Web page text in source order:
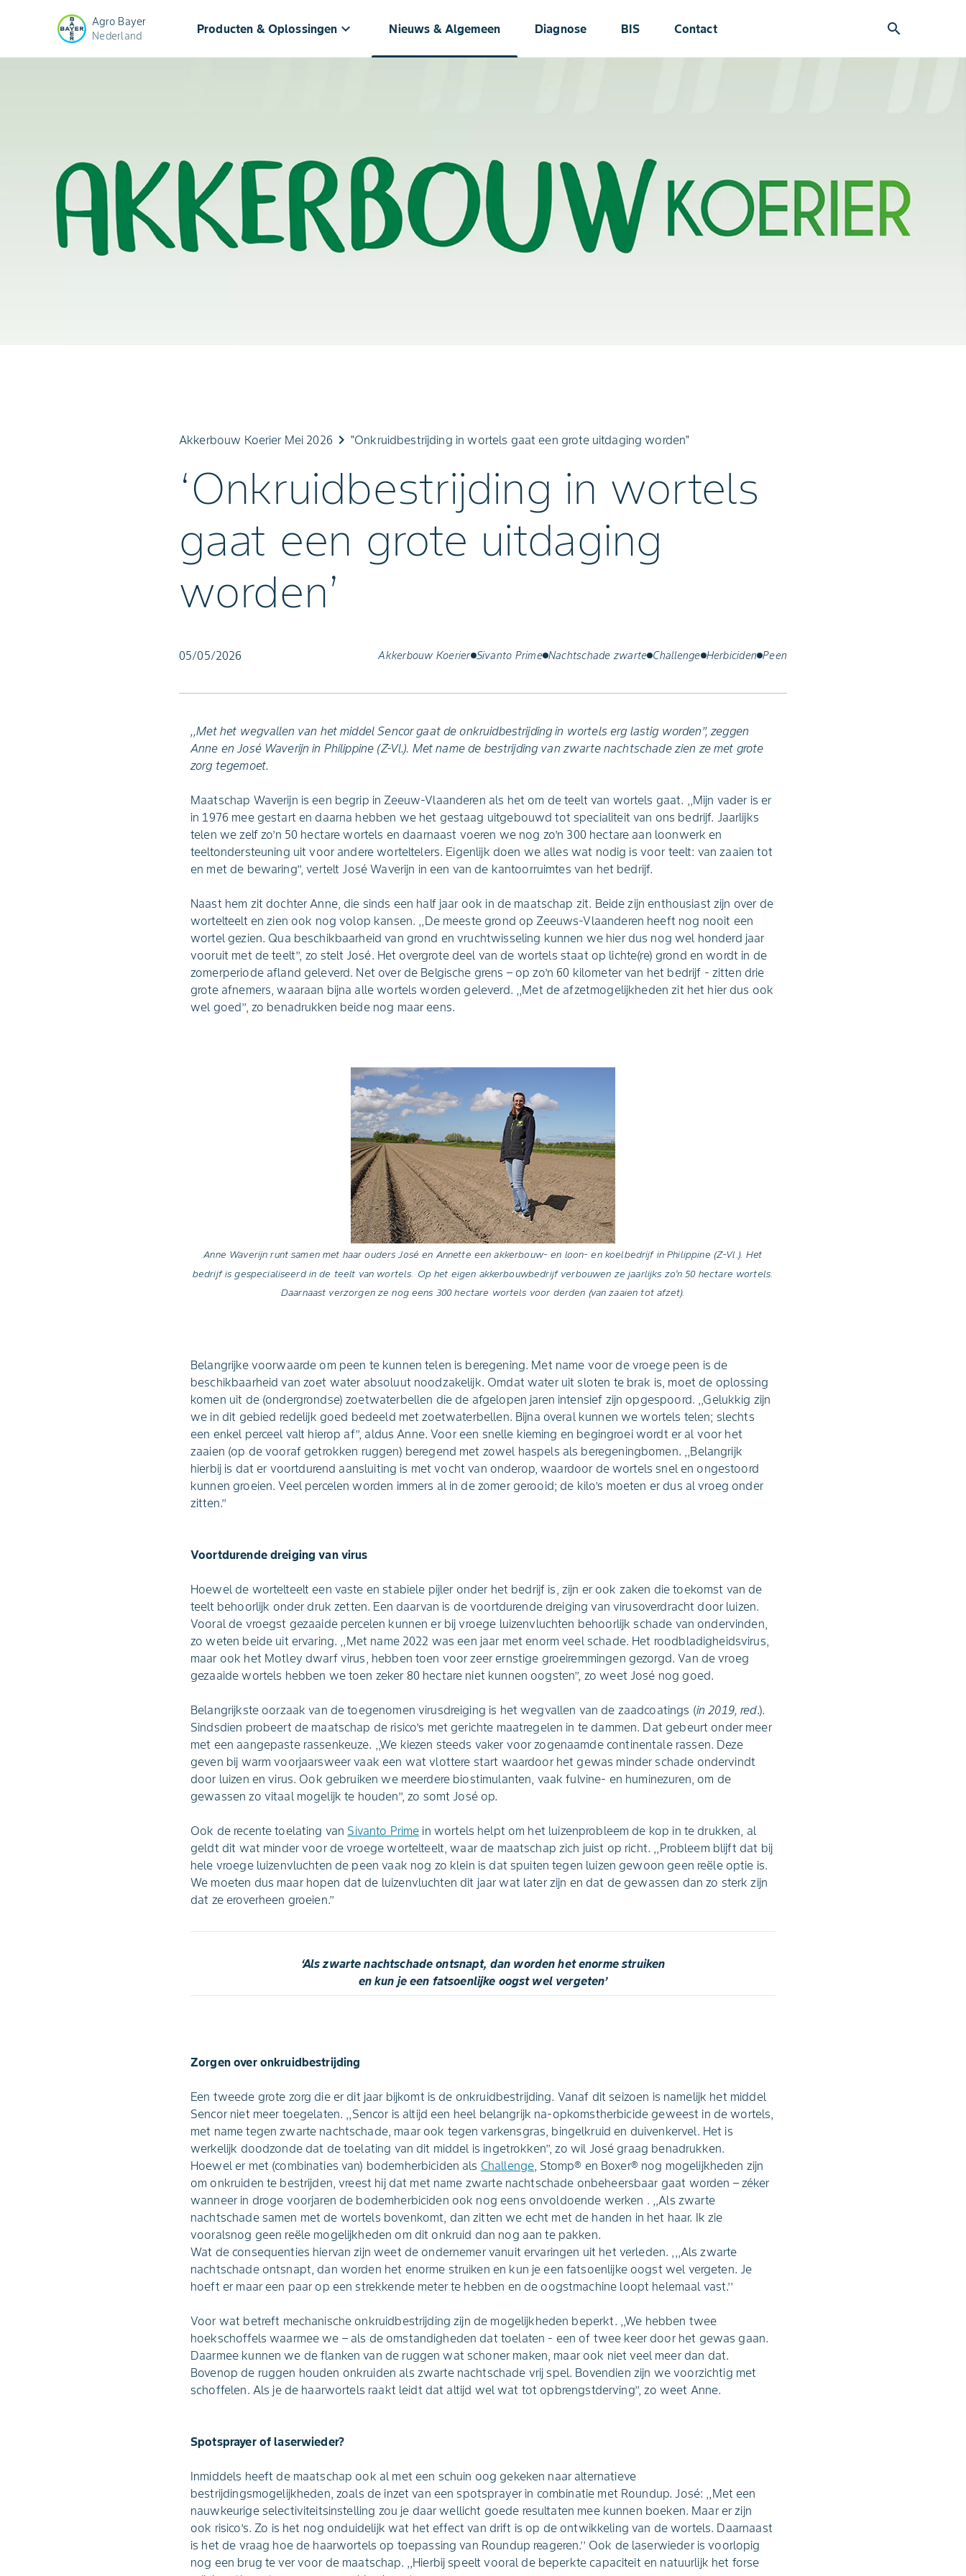
Agro Bayer
Nederland
Producten & Oplossingen keyboard_arrow_down Nieuws & Algemeen Diagnose BIS Contact search
Akkerbouw Koerier Mei 2026 keyboard_arrow_right "Onkruidbestrijding in wortels gaat een grote uitdaging worden"
‘Onkruidbestrijding in wortels
gaat een grote uitdaging
worden’
05/05/2026 Akkerbouw Koerier Sivanto Prime Nachtschade zwarte Challenge Herbiciden Peen
,,Met het wegvallen van het middel Sencor gaat de onkruidbestrijding in wortels erg lastig worden’’, zeggen
Anne en José Waverijn in Philippine (Z-Vl.). Met name de bestrijding van zwarte nachtschade zien ze met grote
zorg tegemoet.
Maatschap Waverijn is een begrip in Zeeuw-Vlaanderen als het om de teelt van wortels gaat. ,,Mijn vader is er
in 1976 mee gestart en daarna hebben we het gestaag uitgebouwd tot specialiteit van ons bedrijf. Jaarlijks
telen we zelf zo’n 50 hectare wortels en daarnaast voeren we nog zo’n 300 hectare aan loonwerk en
teeltondersteuning uit voor andere worteltelers. Eigenlijk doen we alles wat nodig is voor teelt: van zaaien tot
en met de bewaring’’, vertelt José Waverijn in een van de kantoorruimtes van het bedrijf.
Naast hem zit dochter Anne, die sinds een half jaar ook in de maatschap zit. Beide zijn enthousiast zijn over de
wortelteelt en zien ook nog volop kansen. ,,De meeste grond op Zeeuws-Vlaanderen heeft nog nooit een
wortel gezien. Qua beschikbaarheid van grond en vruchtwisseling kunnen we hier dus nog wel honderd jaar
vooruit met de teelt’’, zo stelt José. Het overgrote deel van de wortels staat op lichte(re) grond en wordt in de
zomerperiode afland geleverd. Net over de Belgische grens – op zo’n 60 kilometer van het bedrijf - zitten drie
grote afnemers, waaraan bijna alle wortels worden geleverd. ,,Met de afzetmogelijkheden zit het hier dus ook
wel goed’’, zo benadrukken beide nog maar eens.
Anne Waverijn runt samen met haar ouders José en Annette een akkerbouw- en loon- en koelbedrijf in Philippine (Z-Vl.). Het
bedrijf is gespecialiseerd in de teelt van wortels. Op het eigen akkerbouwbedrijf verbouwen ze jaarlijks zo’n 50 hectare wortels.
Daarnaast verzorgen ze nog eens 300 hectare wortels voor derden (van zaaien tot afzet).
Belangrijke voorwaarde om peen te kunnen telen is beregening. Met name voor de vroege peen is de
beschikbaarheid van zoet water absoluut noodzakelijk. Omdat water uit sloten te brak is, moet de oplossing
komen uit de (ondergrondse) zoetwaterbellen die de afgelopen jaren intensief zijn opgespoord. ,,Gelukkig zijn
we in dit gebied redelijk goed bedeeld met zoetwaterbellen. Bijna overal kunnen we wortels telen; slechts
een enkel perceel valt hierop af’’, aldus Anne. Voor een snelle kieming en begingroei wordt er al voor het
zaaien (op de vooraf getrokken ruggen) beregend met zowel haspels als beregeningbomen. ,,Belangrijk
hierbij is dat er voortdurend aansluiting is met vocht van onderop, waardoor de wortels snel en ongestoord
kunnen groeien. Veel percelen worden immers al in de zomer gerooid; de kilo’s moeten er dus al vroeg onder
zitten.’’
Voortdurende dreiging van virus
Hoewel de wortelteelt een vaste en stabiele pijler onder het bedrijf is, zijn er ook zaken die toekomst van de
teelt behoorlijk onder druk zetten. Een daarvan is de voortdurende dreiging van virusoverdracht door luizen.
Vooral de vroegst gezaaide percelen kunnen er bij vroege luizenvluchten behoorlijk schade van ondervinden,
zo weten beide uit ervaring. ,,Met name 2022 was een jaar met enorm veel schade. Het roodbladigheidsvirus,
maar ook het Motley dwarf virus, hebben toen voor zeer ernstige groeiremmingen gezorgd. Van de vroeg
gezaaide wortels hebben we toen zeker 80 hectare niet kunnen oogsten’’, zo weet José nog goed.
Belangrijkste oorzaak van de toegenomen virusdreiging is het wegvallen van de zaadcoatings (in 2019, red.).
Sindsdien probeert de maatschap de risico’s met gerichte maatregelen in te dammen. Dat gebeurt onder meer
met een aangepaste rassenkeuze. ,,We kiezen steeds vaker voor zogenaamde continentale rassen. Deze
geven bij warm voorjaarsweer vaak een wat vlottere start waardoor het gewas minder schade ondervindt
door luizen en virus. Ook gebruiken we meerdere biostimulanten, vaak fulvine- en huminezuren, om de
gewassen zo vitaal mogelijk te houden’’, zo somt José op.
Ook de recente toelating van Sivanto Prime in wortels helpt om het luizenprobleem de kop in te drukken, al
geldt dit wat minder voor de vroege wortelteelt, waar de maatschap zich juist op richt. ,,Probleem blijft dat bij
hele vroege luizenvluchten de peen vaak nog zo klein is dat spuiten tegen luizen gewoon geen reële optie is.
We moeten dus maar hopen dat de luizenvluchten dit jaar wat later zijn en dat de gewassen dan zo sterk zijn
dat ze eroverheen groeien.’’
‘Als zwarte nachtschade ontsnapt, dan worden het enorme struiken
en kun je een fatsoenlijke oogst wel vergeten’
Zorgen over onkruidbestrijding
Een tweede grote zorg die er dit jaar bijkomt is de onkruidbestrijding. Vanaf dit seizoen is namelijk het middel
Sencor niet meer toegelaten. ,,Sencor is altijd een heel belangrijk na-opkomstherbicide geweest in de wortels,
met name tegen zwarte nachtschade, maar ook tegen varkensgras, bingelkruid en duivenkervel. Het is
werkelijk doodzonde dat de toelating van dit middel is ingetrokken’’, zo wil José graag benadrukken.
Hoewel er met (combinaties van) bodemherbiciden als Challenge , Stomp® en Boxer® nog mogelijkheden zijn
om onkruiden te bestrijden, vreest hij dat met name zwarte nachtschade onbeheersbaar gaat worden – zéker
wanneer in droge voorjaren de bodemherbiciden ook nog eens onvoldoende werken . ,,Als zwarte
nachtschade samen met de wortels bovenkomt, dan zitten we echt met de handen in het haar. Ik zie
vooralsnog geen reële mogelijkheden om dit onkruid dan nog aan te pakken.
Wat de consequenties hiervan zijn weet de ondernemer vanuit ervaringen uit het verleden. ,,,Als zwarte
nachtschade ontsnapt, dan worden het enorme struiken en kun je een fatsoenlijke oogst wel vergeten. Je
hoeft er maar een paar op een strekkende meter te hebben en de oogstmachine loopt helemaal vast.’’
Voor wat betreft mechanische onkruidbestrijding zijn de mogelijkheden beperkt. ,,We hebben twee
hoekschoffels waarmee we – als de omstandigheden dat toelaten - een of twee keer door het gewas gaan.
Daarmee kunnen we de flanken van de ruggen wat schoner maken, maar ook niet veel meer dan dat.
Bovenop de ruggen houden onkruiden als zwarte nachtschade vrij spel. Bovendien zijn we voorzichtig met
schoffelen. Als je de haarwortels raakt leidt dat altijd wel wat tot opbrengstderving’’, zo weet Anne.
Spotsprayer of laserwieder?
Inmiddels heeft de maatschap ook al met een schuin oog gekeken naar alternatieve
bestrijdingsmogelijkheden, zoals de inzet van een spotsprayer in combinatie met Roundup. José: ,,Met een
nauwkeurige selectiviteitsinstelling zou je daar wellicht goede resultaten mee kunnen boeken. Maar er zijn
ook risico’s. Zo is het nog onduidelijk wat het effect van drift is op de ontwikkeling van de wortels. Daarnaast
is het de vraag hoe de haarwortels op toepassing van Roundup reageren.’’ Ook de laserwieder is voorlopig
nog een brug te ver voor de maatschap. ,,Hierbij speelt vooral de beperkte capaciteit en natuurlijk het forse